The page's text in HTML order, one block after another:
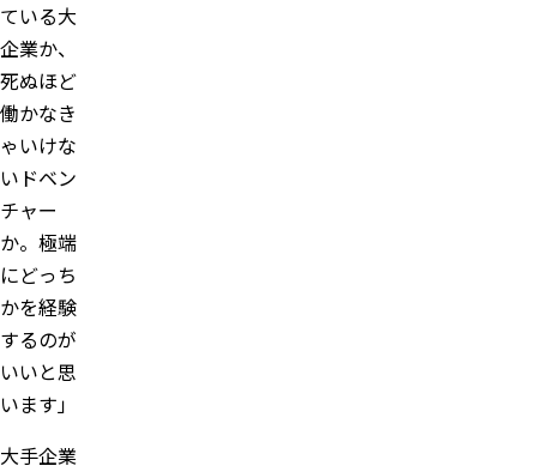
ている大
企業か、
死ぬほど
働かなき
ゃいけな
いドベン
チャー
か。極端
にどっち
かを経験
するのが
いいと思
います」
大手企業